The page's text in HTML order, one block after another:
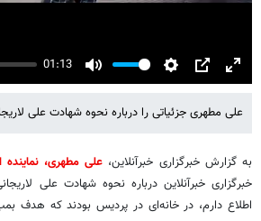
01:13
Mute
Settings
PIP
Enter
علی مطهری جزئیاتی را درباره نحوه شهادت علی
به گزارش خبرگزاری خبرآنلاین، علی مطهری،
خبرگزاری خبرآنلاین درباره نحوه شهادت علی
اطلاع دارم، در خانه‌ای در پردیس بودند که هدف